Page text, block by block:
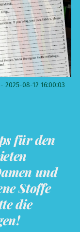
2025-08-12 16:00:03
für den
und
Stoffe
die